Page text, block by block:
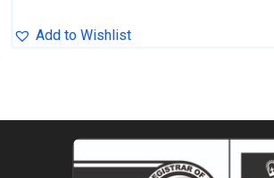
Add to Wishlist